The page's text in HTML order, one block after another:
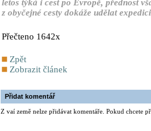
letos týká i cest po Evropě, přednost
z obyčejné cesty dokáže udělat
Přečteno 1642x
Zpět
Zobrazit článek
Přidat komentář
Z vaí země nelze přidávat komentáře. Pokud chcete